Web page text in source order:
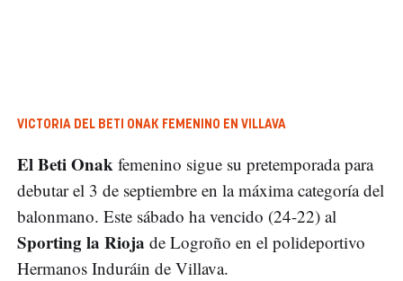
VICTORIA DEL BETI ONAK FEMENINO EN VILLAVA
El Beti Onak femenino sigue su pretemporada para
debutar el 3 de septiembre en la máxima categoría del
balonmano. Este sábado ha vencido (24-22) al
Sporting la Rioja de Logroño en el polideportivo
Hermanos Induráin de Villava.